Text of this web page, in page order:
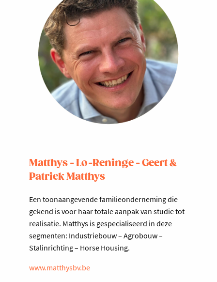
Matthys - Lo-Reninge - Geert &
Patriek Matthys
Een toonaangevende familieonderneming die
gekend is voor haar totale aanpak van studie tot
realisatie. Matthys is gespecialiseerd in deze
segmenten: Industriebouw – Agrobouw –
Stalinrichting – Horse Housing.
www.matthysbv.be